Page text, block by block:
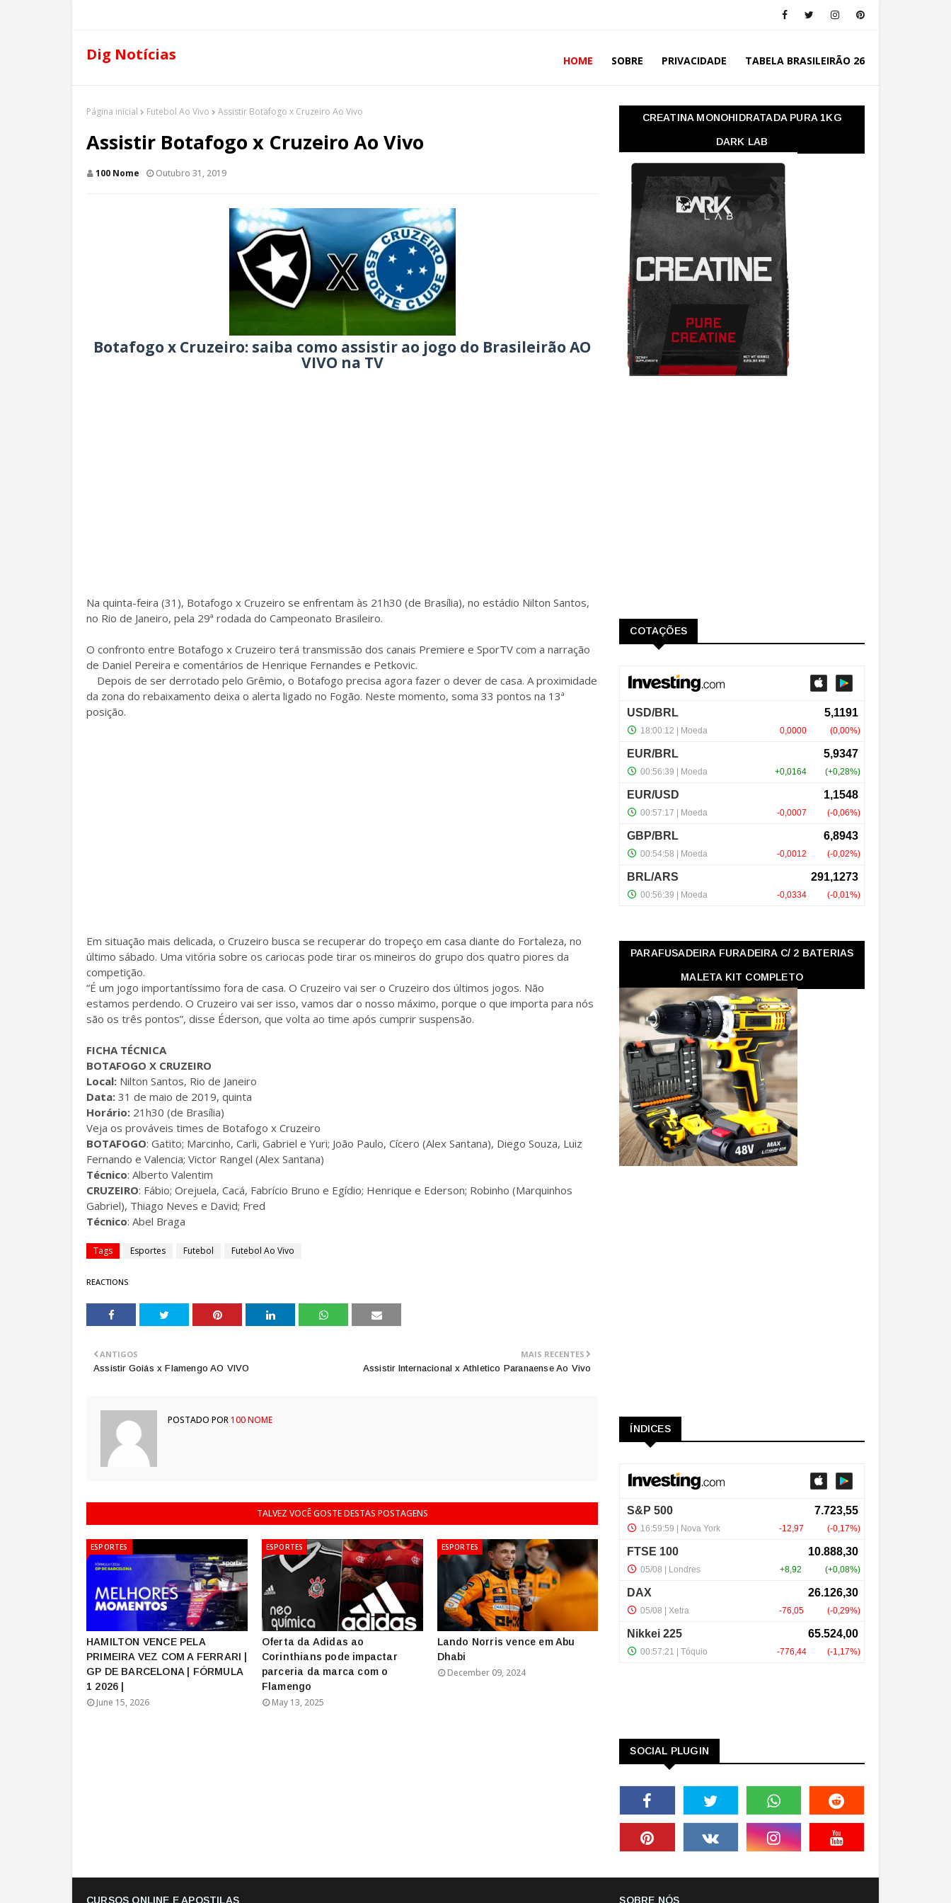
Dig Notícias HOME SOBRE PRIVACIDADE TABELA BRASILEIRÃO 26
Página inicial Futebol Ao Vivo Assistir Botafogo x Cruzeiro Ao Vivo
Assistir Botafogo x Cruzeiro Ao Vivo
100 Nome Outubro 31, 2019
Botafogo x Cruzeiro: saiba como assistir ao jogo do Brasileirão AO
VIVO na TV
Na quinta-feira (31), Botafogo x Cruzeiro se enfrentam às 21h30 (de Brasília), no estádio Nilton Santos,
no Rio de Janeiro, pela 29ª rodada do Campeonato Brasileiro.
O confronto entre Botafogo x Cruzeiro terá transmissão dos canais Premiere e SporTV com a narração
de Daniel Pereira e comentários de Henrique Fernandes e Petkovic.
Depois de ser derrotado pelo Grêmio, o Botafogo precisa agora fazer o dever de casa. A proximidade
da zona do rebaixamento deixa o alerta ligado no Fogão. Neste momento, soma 33 pontos na 13ª
posição.
Em situação mais delicada, o Cruzeiro busca se recuperar do tropeço em casa diante do Fortaleza, no
último sábado. Uma vitória sobre os cariocas pode tirar os mineiros do grupo dos quatro piores da
competição.
“É um jogo importantíssimo fora de casa. O Cruzeiro vai ser o Cruzeiro dos últimos jogos. Não
estamos perdendo. O Cruzeiro vai ser isso, vamos dar o nosso máximo, porque o que importa para nós
são os três pontos”, disse Éderson, que volta ao time após cumprir suspensão.
FICHA TÉCNICA
BOTAFOGO X CRUZEIRO
Local: Nilton Santos, Rio de Janeiro
Data: 31 de maio de 2019, quinta
Horário: 21h30 (de Brasília)
Veja os prováveis times de Botafogo x Cruzeiro
BOTAFOGO: Gatito; Marcinho, Carli, Gabriel e Yuri; João Paulo, Cícero (Alex Santana), Diego Souza, Luiz
Fernando e Valencia; Victor Rangel (Alex Santana)
Técnico: Alberto Valentim
CRUZEIRO: Fábio; Orejuela, Cacá, Fabrício Bruno e Egídio; Henrique e Ederson; Robinho (Marquinhos
Gabriel), Thiago Neves e David; Fred
Técnico: Abel Braga
Tags Esportes Futebol Futebol Ao Vivo
REACTIONS
MAIS RECENTES
Assistir Internacional x Athletico Paranaense Ao Vivo
ANTIGOS
Assistir Goiás x Flamengo AO VIVO
POSTADO POR100 NOME
TALVEZ VOCÊ GOSTE DESTAS POSTAGENS
ESPORTES
HAMILTON VENCE PELA
PRIMEIRA VEZ COM A FERRARI |
GP DE BARCELONA | FÓRMULA
1 2026 |
June 15, 2026
ESPORTES
Oferta da Adidas ao
Corinthians pode impactar
parceria da marca com o
Flamengo
May 13, 2025
ESPORTES
Lando Norris vence em Abu
Dhabi
December 09, 2024
CREATINA MONOHIDRATADA PURA 1KG
DARK LAB
COTAÇÕES
PARAFUSADEIRA FURADEIRA C/ 2 BATERIAS
MALETA KIT COMPLETO
ÍNDICES
SOCIAL PLUGIN
CURSOS ONLINE E APOSTILAS SOBRE NÓS